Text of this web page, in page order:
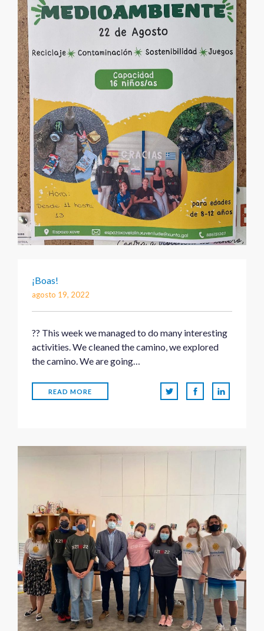
¡Boas!
agosto 19, 2022
?? This week we managed to do many interesting
activities. We cleaned the camino, we explored
the camino. We are going…
READ MORE